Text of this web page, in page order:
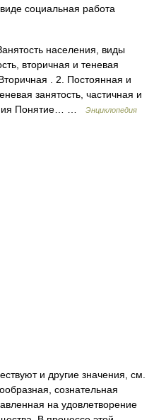
социальная работа
населения, виды
вторичная и теневая
. 2. Постоянная и
занятость, частичная и
Понятие… …
Энциклопедия
и другие значения, см.
сознательная
на удовлетворение